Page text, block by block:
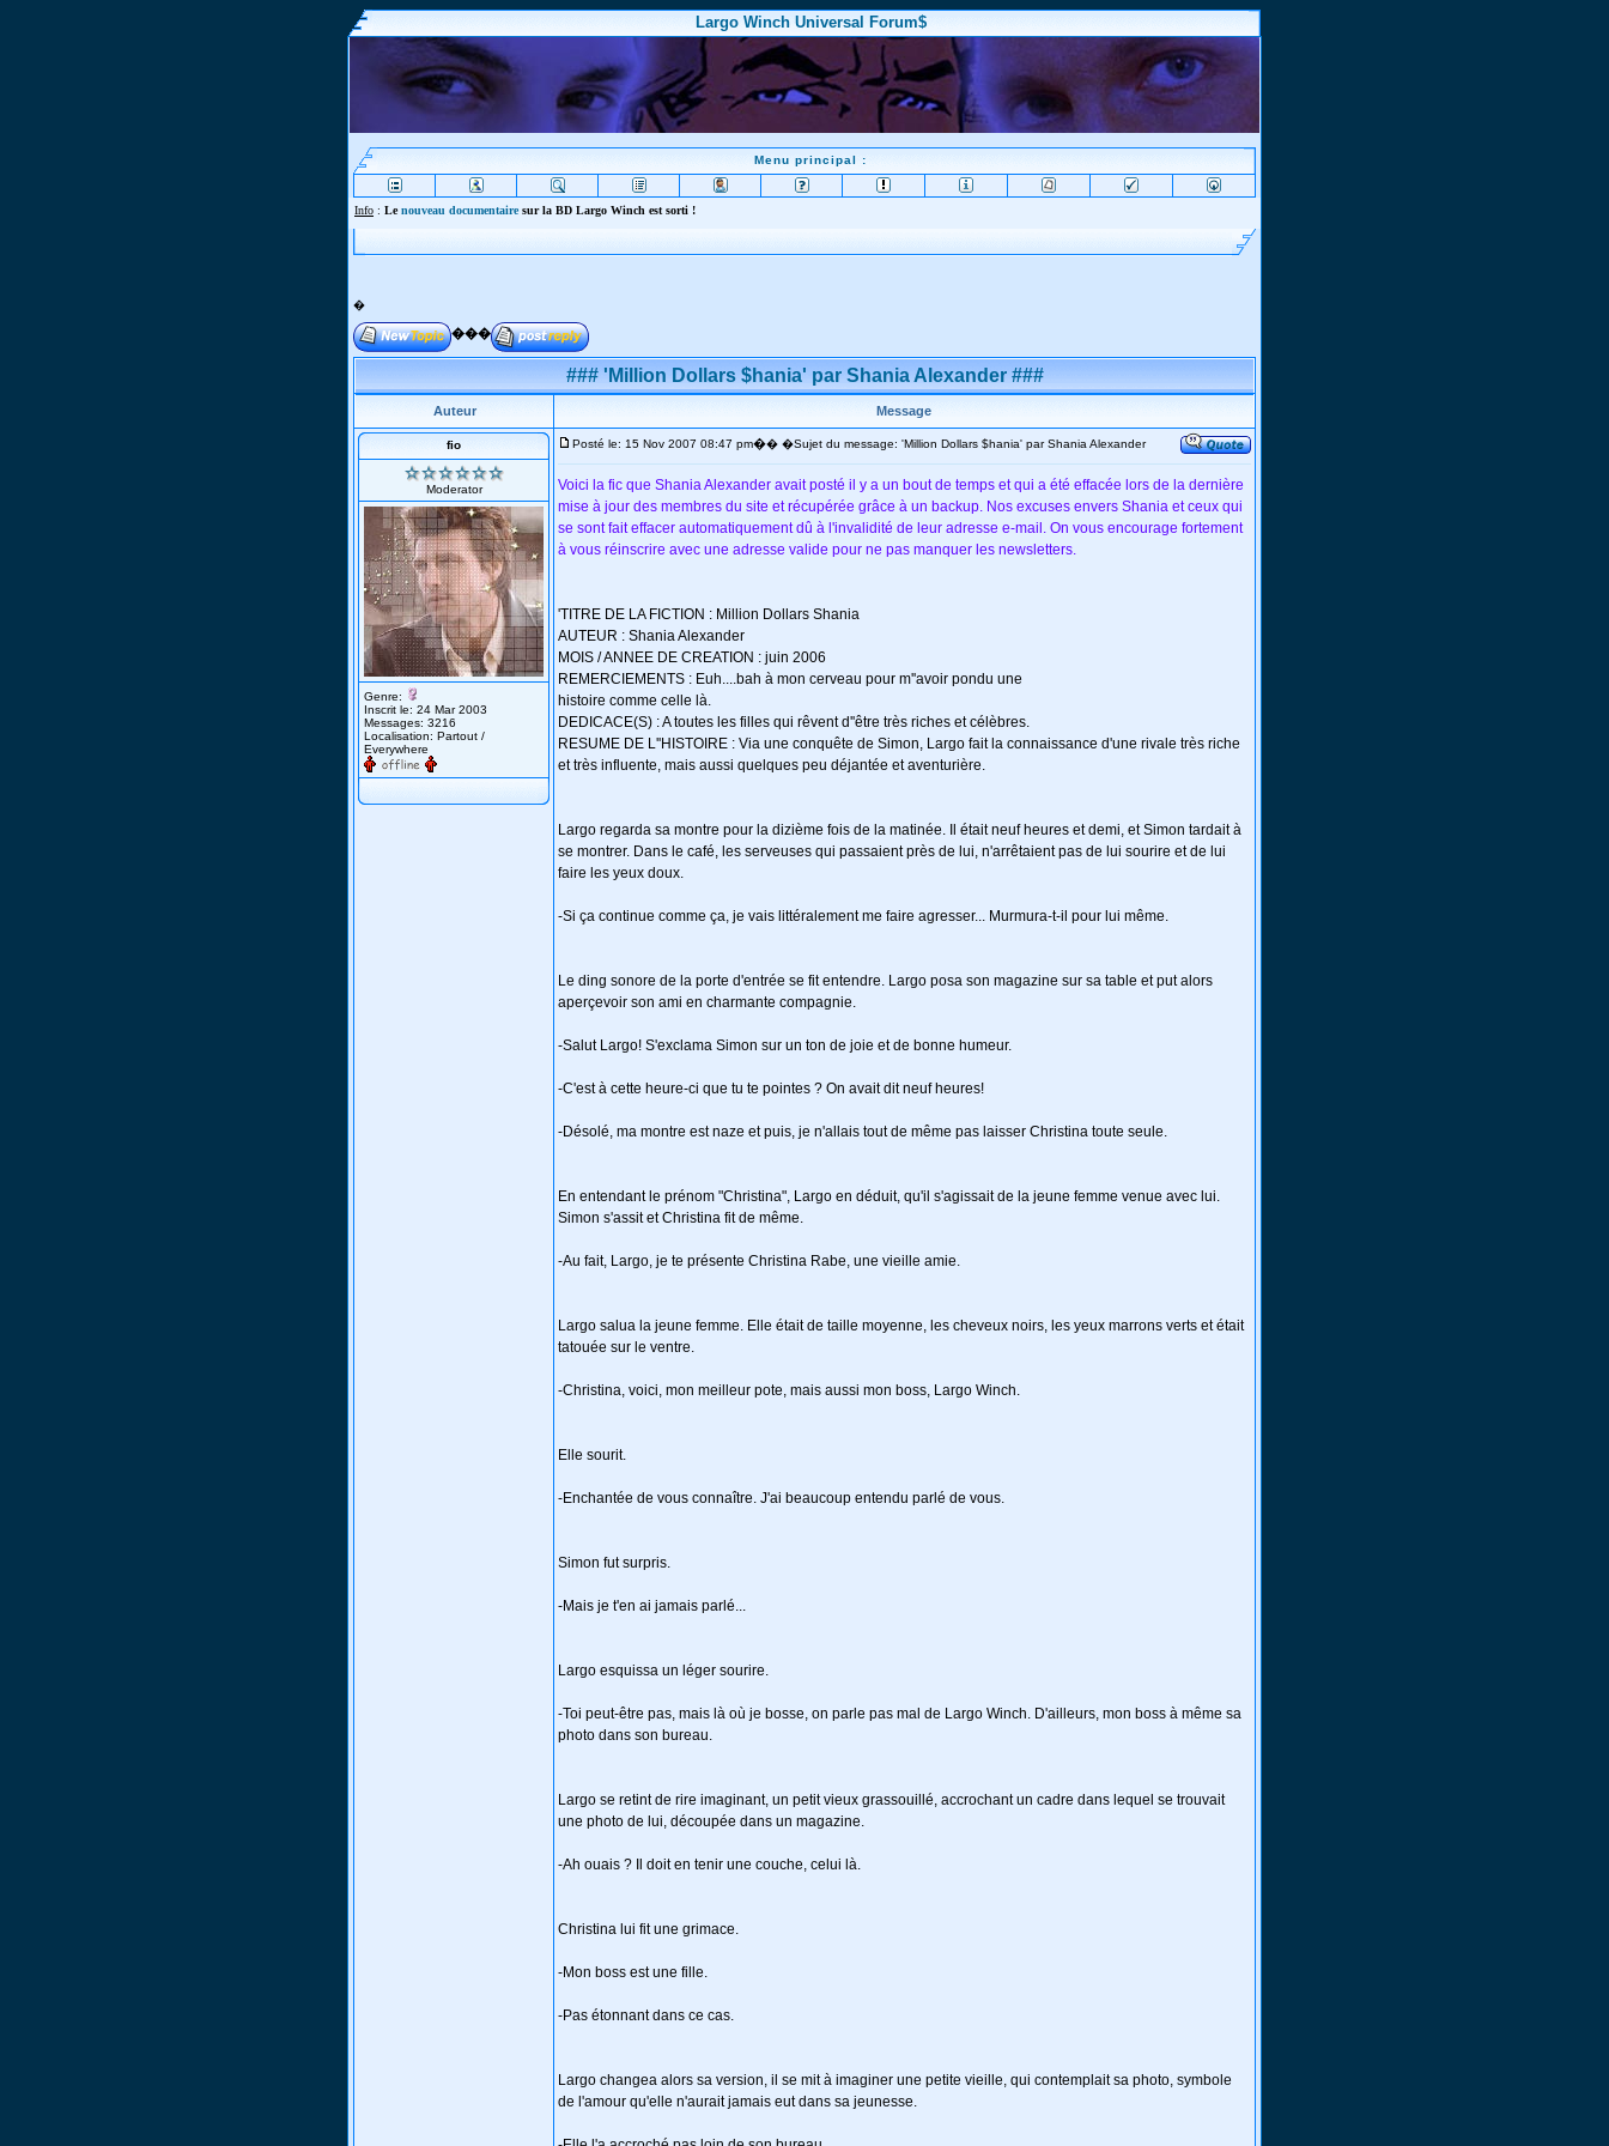
Largo Winch Universal Forum$
Menu principal :
Info : Lenouveau documentairesur la BD Largo Winch est sorti !
�
���
### 'Million Dollars $hania' par Shania Alexander ###
Auteur Message
fio
Moderator
Genre:
Inscrit le: 24 Mar 2003
Messages: 3216
Localisation: Partout /
Everywhere
Posté le: 15 Nov 2007 08:47 pm�� �Sujet du message: 'Million Dollars $hania' par Shania Alexander
Voici la fic que Shania Alexander avait posté il y a un bout de temps et qui a été effacée lors de la dernière
mise à jour des membres du site et récupérée grâce à un backup. Nos excuses envers Shania et ceux qui
se sont fait effacer automatiquement dû à l'invalidité de leur adresse e-mail. On vous encourage fortement
à vous réinscrire avec une adresse valide pour ne pas manquer les newsletters.
'TITRE DE LA FICTION : Million Dollars Shania
AUTEUR : Shania Alexander
MOIS / ANNEE DE CREATION : juin 2006
REMERCIEMENTS : Euh....bah à mon cerveau pour m''avoir pondu une
histoire comme celle là.
DEDICACE(S) : A toutes les filles qui rêvent d''être très riches et célèbres.
RESUME DE L''HISTOIRE : Via une conquête de Simon, Largo fait la connaissance d'une rivale très riche
et très influente, mais aussi quelques peu déjantée et aventurière.
Largo regarda sa montre pour la dizième fois de la matinée. Il était neuf heures et demi, et Simon tardait à
se montrer. Dans le café, les serveuses qui passaient près de lui, n'arrêtaient pas de lui sourire et de lui
faire les yeux doux.
-Si ça continue comme ça, je vais littéralement me faire agresser... Murmura-t-il pour lui même.
Le ding sonore de la porte d'entrée se fit entendre. Largo posa son magazine sur sa table et put alors
aperçevoir son ami en charmante compagnie.
-Salut Largo! S'exclama Simon sur un ton de joie et de bonne humeur.
-C'est à cette heure-ci que tu te pointes ? On avait dit neuf heures!
-Désolé, ma montre est naze et puis, je n'allais tout de même pas laisser Christina toute seule.
En entendant le prénom "Christina", Largo en déduit, qu'il s'agissait de la jeune femme venue avec lui.
Simon s'assit et Christina fit de même.
-Au fait, Largo, je te présente Christina Rabe, une vieille amie.
Largo salua la jeune femme. Elle était de taille moyenne, les cheveux noirs, les yeux marrons verts et était
tatouée sur le ventre.
-Christina, voici, mon meilleur pote, mais aussi mon boss, Largo Winch.
Elle sourit.
-Enchantée de vous connaître. J'ai beaucoup entendu parlé de vous.
Simon fut surpris.
-Mais je t'en ai jamais parlé...
Largo esquissa un léger sourire.
-Toi peut-être pas, mais là où je bosse, on parle pas mal de Largo Winch. D'ailleurs, mon boss à même sa
photo dans son bureau.
Largo se retint de rire imaginant, un petit vieux grassouillé, accrochant un cadre dans lequel se trouvait
une photo de lui, découpée dans un magazine.
-Ah ouais ? Il doit en tenir une couche, celui là.
Christina lui fit une grimace.
-Mon boss est une fille.
-Pas étonnant dans ce cas.
Largo changea alors sa version, il se mit à imaginer une petite vieille, qui contemplait sa photo, symbole
de l'amour qu'elle n'aurait jamais eut dans sa jeunesse.